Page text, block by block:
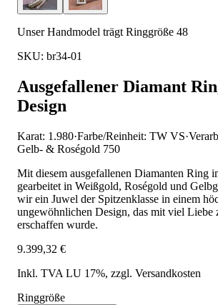
Unser Handmodel trägt Ringgröße 48
SKU: br34-01
Ausgefallener Diamant
Design
Karat: 1.980·Farbe/Reinheit: TW VS·
Gelb- & Roségold 750
Mit diesem ausgefallenen Diamanten Ring
gearbeitet in Weißgold, Roségold und
wir ein Juwel der Spitzenklasse in einem
ungewöhnlichen Design, das mit viel Liebe
erschaffen wurde.
9.399,32 €
Inkl. TVA LU 17%, zzgl. Versandkosten
Ringgröße